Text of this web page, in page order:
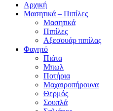
Αρχική
Μασητικά – Πιπίλες
Μασητικά
Πιπίλες
Αξεσουάρ πιπίλας
Φαγητό
Πιάτα
Μπωλ
Ποτήρια
Μαχαιροπήρουνα
Θερμός
Σουπλά